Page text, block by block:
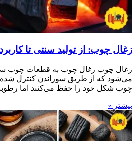
زغال چوب: از تولید سنتی تا
زغال چوب زغال چوب به قطعات چوب
می‌شود که از طریق سوزاندن کنترل شده
چوب شکل خود را حفظ می‌کنند اما
بیشتر »